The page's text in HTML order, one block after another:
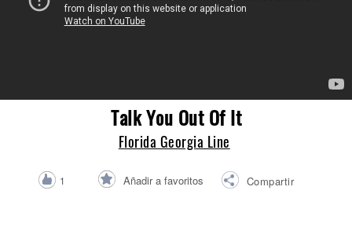
Talk You Out Of It
Florida Georgia Line
1 Añadir a favoritos Compartir